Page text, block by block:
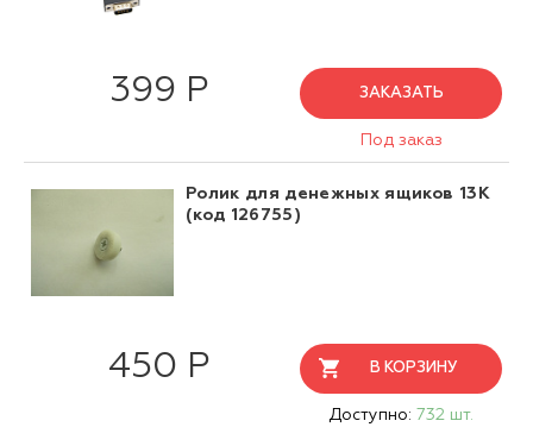
399 Р ЗАКАЗАТЬ
Под заказ
Ролик для денежных ящиков 13K
(код 126755)
450 Р В КОРЗИНУ
Доступно: 732 шт.